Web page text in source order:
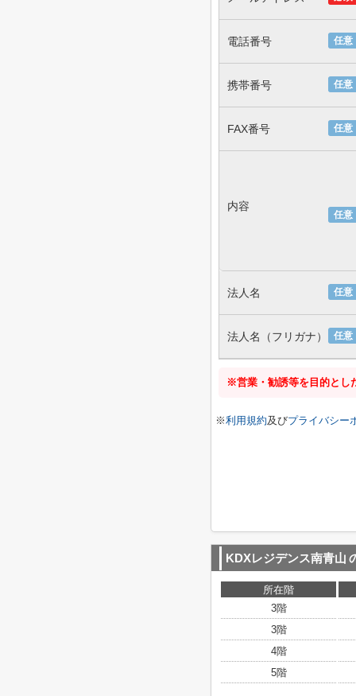
任意
電話番号
任意
携帯番号
任意
FAX番号
任意
内容
任意
法人名
任意
法人名（フリガナ）
※営業・勧誘等を目的とし
※利用規約及びプライバシー
KDXレジデンス南青山
所在階
3階
3階
4階
5階